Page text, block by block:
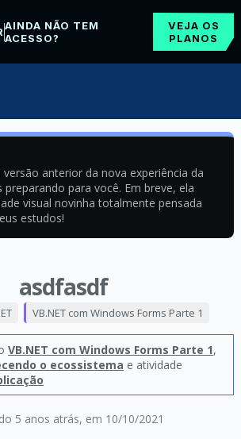
AINDA NÃO TEM
ACESSO?
VEJA OS
PLANOS
anterior da nova experiência da
para você. Em breve, ela
visual novinha totalmente pensada
estudos!
asdfasdf
5 anos atrás, em 10/10/2021
VB.NET com Windows Forms Parte 1
VB.NET com Windows Forms Parte 1,
o ecossistema e atividade